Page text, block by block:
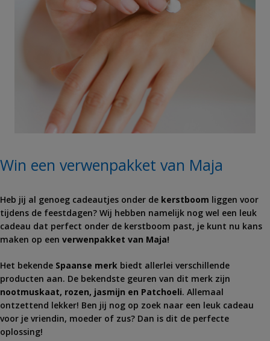
Win een verwenpakket van Maja
Heb jij al genoeg cadeautjes onder de kerstboom liggen voor
tijdens de feestdagen? Wij hebben namelijk nog wel een leuk
cadeau dat perfect onder de kerstboom past, je kunt nu kans
maken op een verwenpakket van Maja!
Het bekende Spaanse merk biedt allerlei verschillende
producten aan. De bekendste geuren van dit merk zijn
nootmuskaat, rozen, jasmijn en Patchoeli. Allemaal
ontzettend lekker! Ben jij nog op zoek naar een leuk cadeau
voor je vriendin, moeder of zus? Dan is dit de perfecte
oplossing!